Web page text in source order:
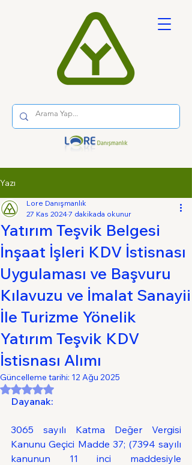
Yazı
Yatırım Teşvik Belgesi
İnşaat İşleri KDV İstisnası
Uygulaması ve Başvuru
Kılavuzu ve İmalat Sanayii
İle Turizme Yönelik
Yatırım Teşvik KDV
İstisnası Alımı
Lore Danışmanlık
27 Kas 20247 dakikada okunur
Güncelleme tarihi: 12 Ağu 2025
5 üzerinden NaN yıldız
Dayanak:
3065 sayılı Katma Değer Vergisi
Kanunu Geçici Madde 37; (7394 sayılı
kanunun 11 inci maddesiyle